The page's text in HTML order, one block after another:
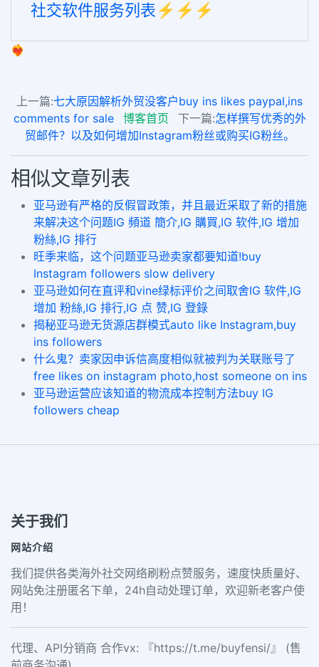
社交软件服务列表⚡️⚡️⚡️
❤️‍🔥
上一篇:七大原因解析外贸没客户buy ins likes paypal,ins
comments for sale
博客首页 下一篇:怎样撰写优秀的外
贸邮件？以及如何增加Instagram粉丝或购买IG粉丝。
相似文章列表
亚马逊有严格的反假冒政策，并且最近采取了新的措施
来解决这个问题IG 頻道 簡介,IG 購買,IG 软件,IG 增加
粉絲,IG 排行
旺季来临，这个问题亚马逊卖家都要知道!buy
Instagram followers slow delivery
亚马逊如何在直评和vine绿标评价之间取舍IG 软件,IG
增加 粉絲,IG 排行,IG 点 赞,IG 登錄
揭秘亚马逊无货源店群模式auto like Instagram,buy
ins followers
什么鬼？卖家因申诉信高度相似就被判为关联账号了
free likes on instagram photo,host someone on ins
亚马逊运营应该知道的物流成本控制方法buy IG
followers cheap
关于我们
网站介绍
我们提供各类海外社交网络刷粉点赞服务，速度快质量好、
网站免注册匿名下单，24h自动处理订单，欢迎新老客户使
用！
代理、API分销商 合作vx: 『https://t.me/buyfensi/』 (售